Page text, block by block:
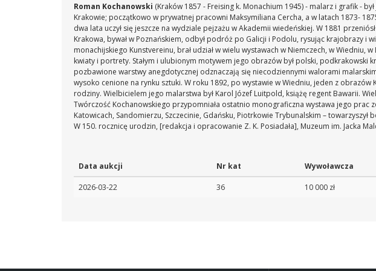
Roman Kochanowski (Kraków 1857 - Freising k. Monachium 1945) - malarz i grafik -
Krakowie; początkowo w prywatnej pracowni Maksymiliana Cercha, a w latach 1873-
dwa lata uczył się jeszcze na wydziale pejzażu w Akademii wiedeńskiej. W 1881
Krakowa, bywał w Poznańskiem, odbył podróż po Galicji i Podolu, rysując krajobrazy i
monachijskiego Kunstvereinu, brał udział w wielu wystawach w Niemczech, w Wiedniu,
kwiaty i portrety. Stałym i ulubionym motywem jego obrazów był polski,
pozbawione warstwy anegdotycznej odznaczają się niecodziennymi walorami
wysoko cenione na rynku sztuki. W roku 1892, po wystawie w Wiedniu, jeden z
rodziny. Wielbicielem jego malarstwa był Karol Józef Luitpold, książę regent Bawarii.
Twórczość Kochanowskiego przypomniała ostatnio monograficzna wystawa jego prac
Katowicach, Sandomierzu, Szczecinie, Gdańsku, Piotrkowie Trybunalskim –
W 150. rocznicę urodzin, [redakcja i opracowanie Z. K. Posiadała], Muzeum im. Jacka
Data aukcji Nr kat Wywoławcza
2026-03-22 36 10 000 zł